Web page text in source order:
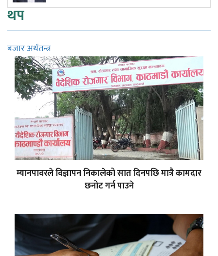
थप
बजार अर्थतन्त्र
म्यानपावरले विज्ञापन निकालेको सात दिनपछि मात्रै कामदार
छनोट गर्न पाउने